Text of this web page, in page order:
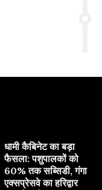
​धामी कैबिनेट का बड़ा
फैसला: पशुपालकों को
60% तक सब्सिडी, गंगा
एक्सप्रेसवे का हरिद्वार